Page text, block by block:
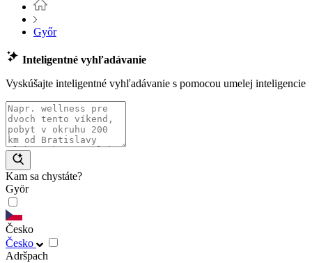
Győr
Inteligentné vyhľadávanie
Vyskúšajte inteligentné vyhľadávanie s pomocou umelej inteligencie
Kam sa chystáte?
Györ
Česko
Česko
Adršpach